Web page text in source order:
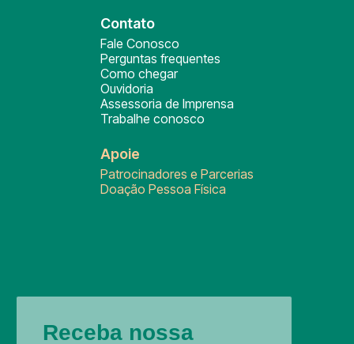
Contato
Fale Conosco
Perguntas frequentes
Como chegar
Ouvidoria
Assessoria de Imprensa
Trabalhe conosco
Apoie
Patrocinadores e Parcerias
Doação Pessoa Física